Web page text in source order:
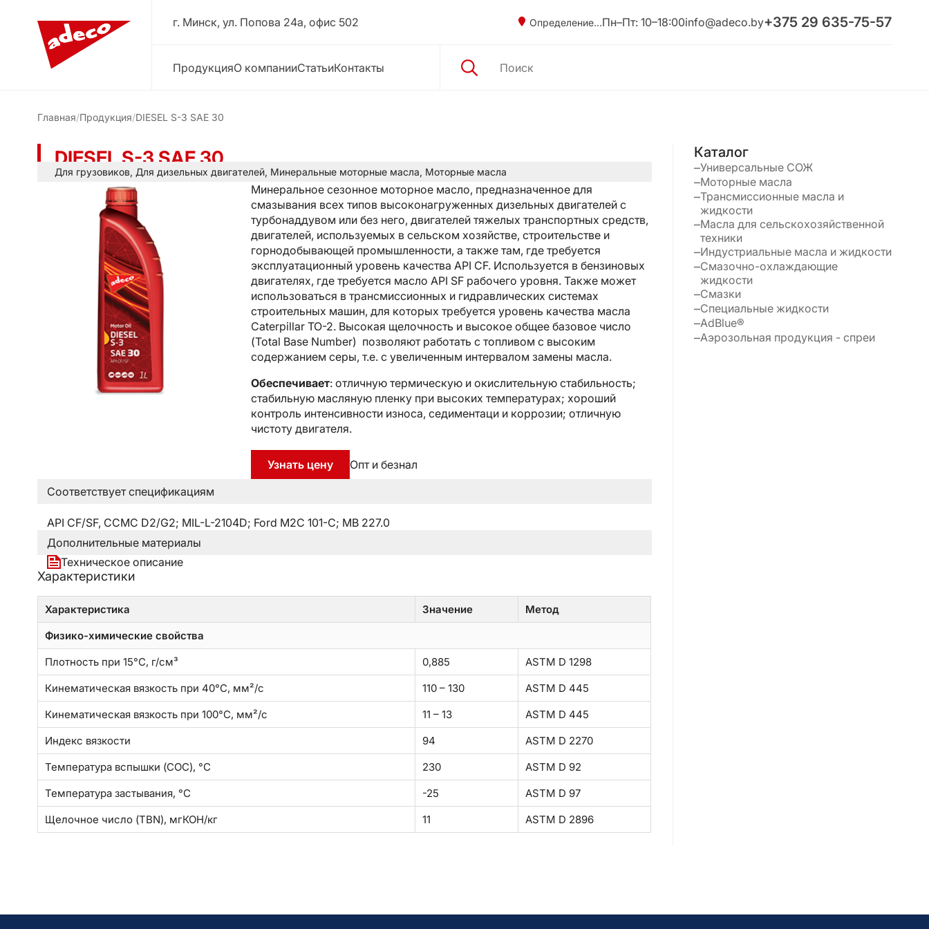
г. Минск, ул. Попова 24a, офис 502 Определение...Пн–Пт: 10–18:00info@adeco.by+375 29 635-75-57
ПродукцияО компанииСтатьиКонтакты
Главная Продукция DIESEL S-3 SAE 30
DIESEL S-3 SAE 30
Для грузовиков, Для дизельных двигателей, Минеральные моторные масла, Моторные масла
Минеральное сезонное моторное масло, предназначенное для
смазывания всех типов высоконагруженных дизельных двигателей с
турбонаддувом или без него, двигателей тяжелых транспортных средств,
двигателей, используемых в сельском хозяйстве, строительстве и
горнодобывающей промышленности, а также там, где требуется
эксплуатационный уровень качества API CF. Используется в бензиновых
двигателях, где требуется масло API SF рабочего уровня. Также может
использоваться в трансмиссионных и гидравлических системах
строительных машин, для которых требуется уровень качества масла
Caterpillar TO-2. Высокая щелочность и высокое общее базовое число
(Total Base Number) позволяют работать с топливом с высоким
содержанием серы, т.е. с увеличенным интервалом замены масла.
Обеспечивает: отличную термическую и окислительную стабильность;
стабильную масляную пленку при высоких температурах; хороший
контроль интенсивности износа, седиментаци и коррозии; отличную
чистоту двигателя.
Узнать цену
Опт и безнал
Соответствует спецификациям
API CF/SF, CCMC D2/G2; MIL-L-2104D; Ford M2C 101-C; MB 227.0
Дополнительные материалы
Техническое описание
Характеристики
Характеристика Значение
Метод
Физико-химические свойства
Плотность при 15°C, г/см³
0,885
ASTM D 1298
Кинематическая вязкость при 40°C, мм²/с
110 – 130
ASTM D 445
Кинематическая вязкость при 100°C, мм²/с
11 – 13
ASTM D 445
Индекс вязкости
94
ASTM D 2270
Температура вспышки (COC), °C
230
ASTM D 92
Температура застывания, °C
-25
ASTM D 97
Щелочное число (TBN), мгКОН/кг
11 ASTM D 2896
Каталог
Универсальные СОЖ
Моторные масла
Трансмиссионные масла и
жидкости
Масла для сельскохозяйственной
техники
Индустриальные масла и жидкости
Смазочно-охлаждающие
жидкости
Смазки
Специальные жидкости
AdBlue®
Аэрозольная продукция - спреи